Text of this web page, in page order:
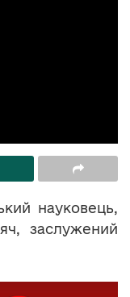
науковець,
заслужений